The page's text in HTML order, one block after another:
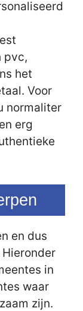
pvc,
het
Voor
normaliter
erg
en dus
in
waar
zijn.